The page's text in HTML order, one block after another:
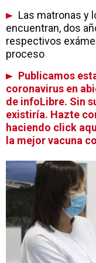
Las matronas y
encuentran, dos
respectivos
proceso
Publicamos
coronavirus en
de infoLibre. Sin
existiría. Hazte
haciendo click
la mejor vacuna